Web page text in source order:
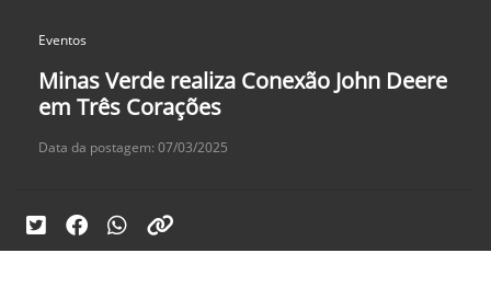
Eventos
Minas Verde realiza Conexão John Deere
em Três Corações
Data da postagem: 07/03/2025